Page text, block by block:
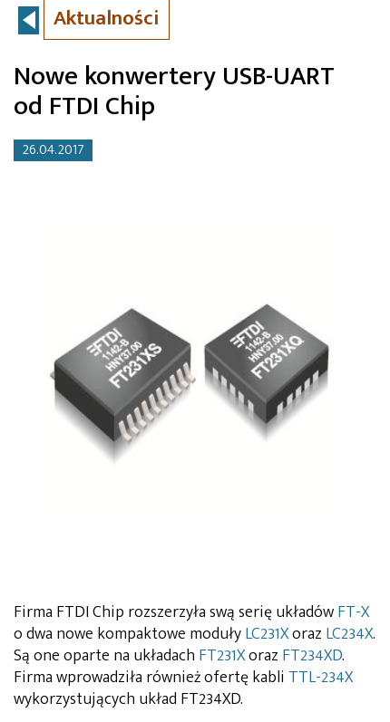
Aktualności
Nowe konwertery USB-UART
od FTDI Chip
26.04.2017
Firma FTDI Chip rozszerzyła swą serię układówFT-X
o dwa nowe kompaktowe modułyLC231Xoraz LC234X.
Są one oparte na układach FT231Xoraz FT234XD.
Firma wprowadziła również ofertę kabli TTL-234X
wykorzystujących układ FT234XD.